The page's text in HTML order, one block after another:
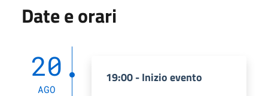
Date e orari
20
AGO
19:00 - Inizio evento